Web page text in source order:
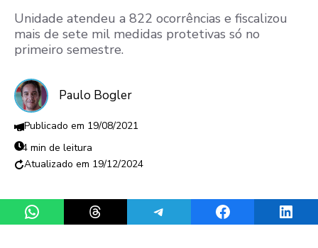
Unidade atendeu a 822 ocorrências e fiscalizou
mais de sete mil medidas protetivas só no
primeiro semestre.
Paulo Bogler
19/08/2021
4 min de leitura
19/12/2024
Share on WhatsAppShare on ThreadsShare on TelegramShare on Facebook